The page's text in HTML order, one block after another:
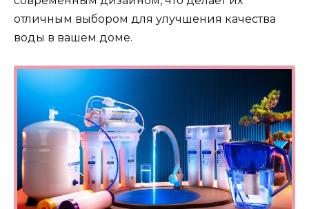
отличным выбором для улучшения качества
воды в вашем доме.